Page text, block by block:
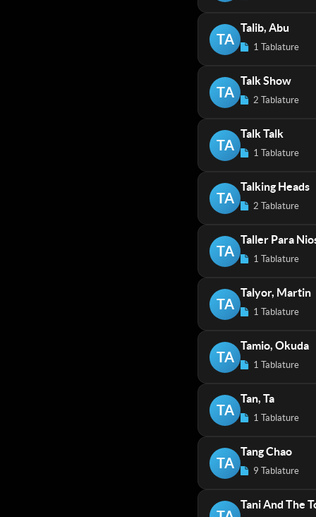
TA
Talib, Abu
1 Tablature
TA
Talk Show
2 Tablature
TA
Talk Talk
1 Tablature
TA
Talking Heads
2 Tablature
TA
Taller Para
1 Tablature
TA
Talyor, Martin
1 Tablature
TA
Tamio, Okuda
1 Tablature
TA
Tan, Ta
1 Tablature
TA
Tang Chao
9 Tablature
Tani And The